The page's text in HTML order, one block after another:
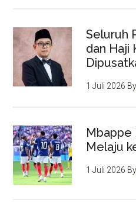
Seluruh
dan Haji
1 Juli 2026
Mbappe
Melaju
1 Juli 2026 By